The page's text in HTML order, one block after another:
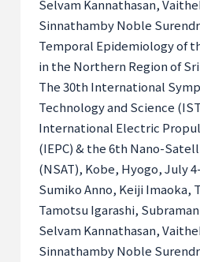
Selvam Kannathasan,
Sinnathamby Noble
Temporal Epidemiology of
in the Northern Region of Sri
The 30th International
Technology and Science
International Electric
(IEPC) & the 6th Nano-
(NSAT), Kobe, Hyogo, July
Sumiko Anno, Keiji Imaoka,
Tamotsu Igarashi,
Selvam Kannathasan,
Sinnathamby Noble